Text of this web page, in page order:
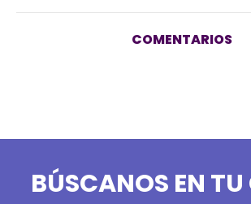
COMENTARIOS
BÚSCANOS EN